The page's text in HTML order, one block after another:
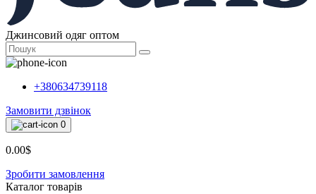
Джинсовий одяг оптом
+380634739118
Замовити дзвінок
0
0.00$
Зробити замовлення
Каталог товарiв